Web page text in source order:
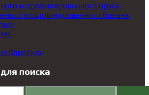
и профилированного бруса
и оцилиндрованного бревна
барбекю
поиска